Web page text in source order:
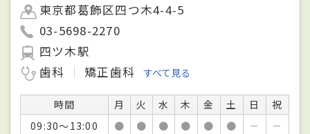
東京都葛飾区四つ木4-4-5
03-5698-2270
四ツ木駅
歯科
矯正歯科 すべて見る
時間 月 火 水 木 金 土 日
祝
09:30～13:00
● ● ● ● ● ● －
－